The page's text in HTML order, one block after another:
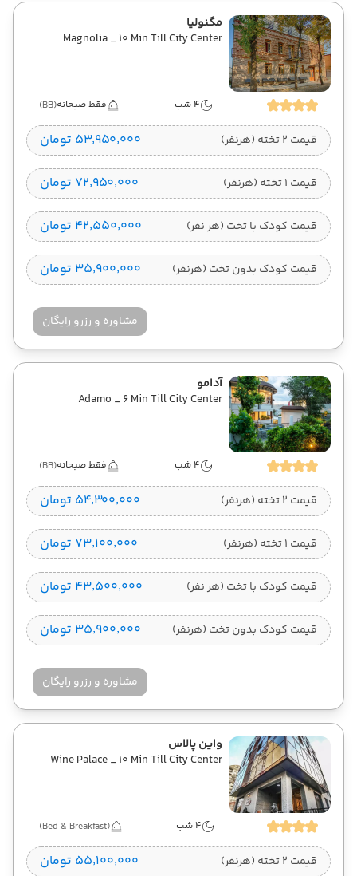
مگنولیا
Magnolia _ 10 Min Till City Center
4 شب فقط صبحانه(BB)
قیمت 2 تخته (هرنفر) ۵۳٬۹۵۰٬۰۰۰ تومان
قیمت 1 تخته (هرنفر) ۷۲٬۹۵۰٬۰۰۰ تومان
قیمت کودک با تخت (هر نفر) ۴۲٬۵۵۰٬۰۰۰ تومان
قیمت کودک بدون تخت (هرنفر) ۳۵٬۹۰۰٬۰۰۰ تومان
مشاوره و رزرو رایگان
آدامو
Adamo _ 6 Min Till City Center
4 شب فقط صبحانه(BB)
قیمت 2 تخته (هرنفر) ۵۴٬۳۰۰٬۰۰۰ تومان
قیمت 1 تخته (هرنفر) ۷۳٬۱۰۰٬۰۰۰ تومان
قیمت کودک با تخت (هر نفر) ۴۳٬۵۰۰٬۰۰۰ تومان
قیمت کودک بدون تخت (هرنفر) ۳۵٬۹۰۰٬۰۰۰ تومان
مشاوره و رزرو رایگان
واین پالاس
Wine Palace _ 10 Min Till City Center
4 شب (Bed & Breakfast)
قیمت 2 تخته (هرنفر) ۵۵٬۱۰۰٬۰۰۰ تومان